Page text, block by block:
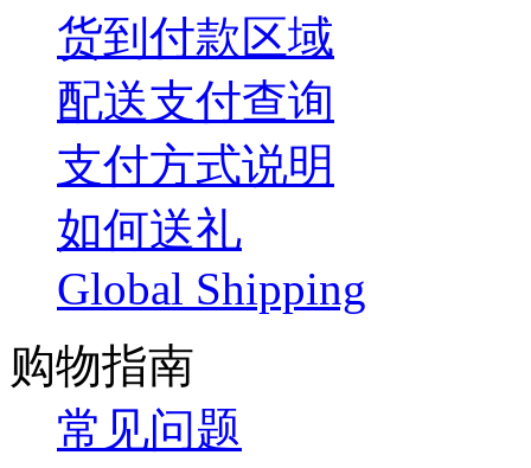
货到付款区域
配送支付查询
支付方式说明
如何送礼
Global Shipping
购物指南
常见问题